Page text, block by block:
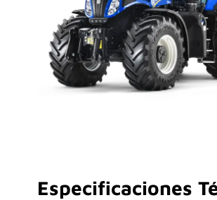
Especificaciones